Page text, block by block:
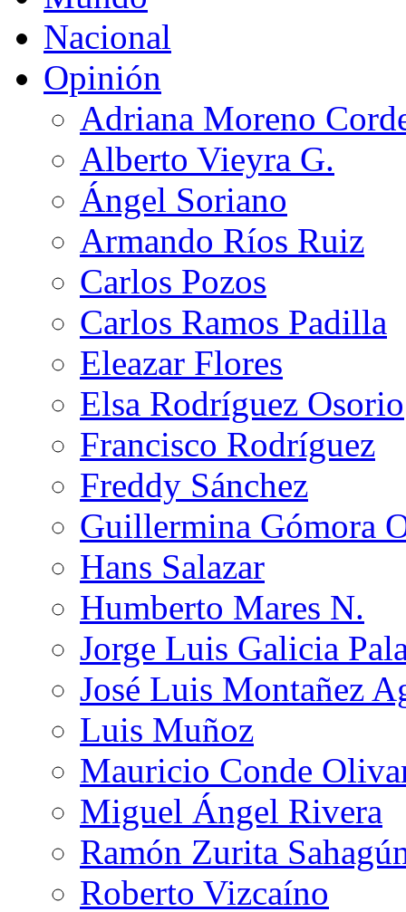
Nacional
Opinión
Adriana Moreno
Alberto Vieyra G.
Ángel Soriano
Armando Ríos Ruiz
Carlos Pozos
Carlos Ramos Padilla
Eleazar Flores
Elsa Rodríguez Osorio
Francisco Rodríguez
Freddy Sánchez
Guillermina Gómora
Hans Salazar
Humberto Mares N.
Jorge Luis Galicia
José Luis Montañez
Luis Muñoz
Mauricio Conde
Miguel Ángel Rivera
Ramón Zurita
Roberto Vizcaíno